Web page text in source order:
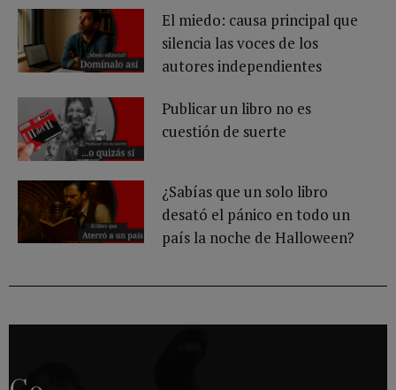
El miedo: causa principal que
silencia las voces de los
autores independientes
Publicar un libro no es
cuestión de suerte
¿Sabías que un solo libro
desató el pánico en todo un
país la noche de Halloween?